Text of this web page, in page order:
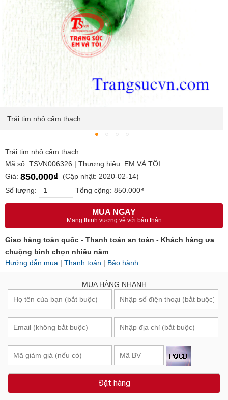
Trái tim nhỏ cẩm thạch
Trái tim nhỏ cẩm thạch
Mã số: TSVN006326 | Thương hiệu: EM VÀ TÔI
Giá: 850.000₫
(Cập nhật: 2020-02-14)
Số lượng:
Tổng cộng: 850.000₫
MUA NGAY
Mang thịnh vượng về với bản thân
Giao hàng toàn quốc - Thanh toán an toàn - Khách hàng ưa
chuộng bình chọn nhiều năm
Hướng dẫn mua | Thanh toán | Bảo hành
MUA HÀNG NHANH
Đặt hàng